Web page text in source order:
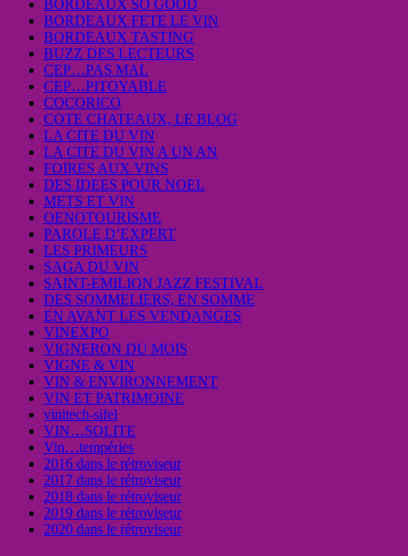
BORDEAUX SO GOOD
BORDEAUX FETE LE VIN
BORDEAUX TASTING
BUZZ DES LECTEURS
CEP…PAS MAL
CEP…PITOYABLE
COCORICO
COTE CHATEAUX, LE BLOG
LA CITE DU VIN
LA CITE DU VIN A UN AN
FOIRES AUX VINS
DES IDEES POUR NOEL
METS ET VIN
OENOTOURISME
PAROLE D’EXPERT
LES PRIMEURS
SAGA DU VIN
SAINT-EMILION JAZZ FESTIVAL
DES SOMMELIERS, EN SOMME
EN AVANT LES VENDANGES
VINEXPO
VIGNERON DU MOIS
VIGNE & VIN
VIN & ENVIRONNEMENT
VIN ET PATRIMOINE
vinitech-sifel
VIN…SOLITE
Vin…tempéries
2016 dans le rétroviseur
2017 dans le rétroviseur
2018 dans le rétroviseur
2019 dans le rétroviseur
2020 dans le rétroviseur